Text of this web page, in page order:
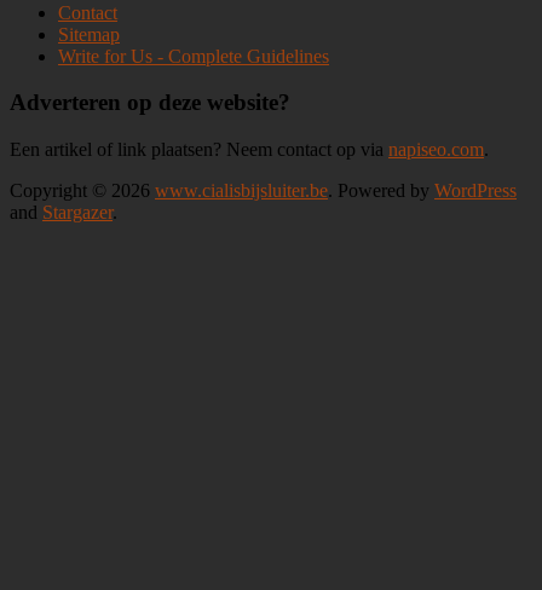
Contact
Sitemap
Write for Us - Complete Guidelines
Adverteren op deze website?
Een artikel of link plaatsen? Neem contact op via napiseo.com.
Copyright © 2026 www.cialisbijsluiter.be. Powered by WordPress
and Stargazer.